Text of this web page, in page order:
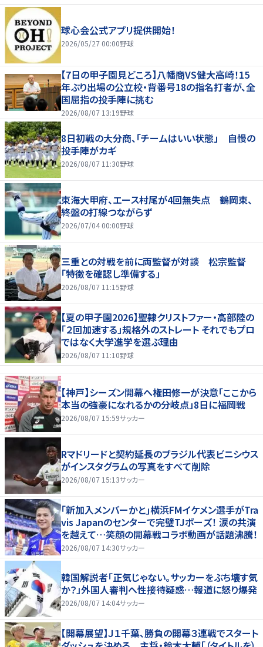
球心会公式アプリ提供開始！
2026/05/27 00:00野球
【7日の甲子園見どころ】八幡商VS健大高崎！15
年ぶり出場の公立校・背番号18の指名打者が、全
国屈指の投手陣に挑む
2026/08/07 13:19野球
8日初戦の大分商、「チームはいい状態」 自慢の
投手陣がカギ
2026/08/07 11:30野球
東海大甲府、エース村尾が4回無失点 鶴岡東、
終盤の打線つながらず
2026/07/04 00:00野球
三重との対戦を前に両監督が対談 松宗監督
「特徴を確認し準備する」
2026/08/07 11:15野球
【夏の甲子園2026】聖隷クリストファー・高部陸の
「２回加速する」規格外のストレート それでもプロ
ではなく大学進学を選ぶ理由
2026/08/07 11:10野球
【神戸】シーズン開幕へ権田修一が決意「ここから
本当の強豪になれるかの分岐点」8日に福岡戦
2026/08/07 15:59サッカー
Rマドリードと契約延長のブラジル代表ビニシウス
がインスタグラムの写真をすべて削除
2026/08/07 15:13サッカー
｢新加入メンバーかと｣横浜FMイケメン選手がTra
vis Japanのセンターで完璧TJポーズ！ 涙の共演
を越えて…笑顔の開幕戦コラボ動画が話題沸騰！
2026/08/07 14:30サッカー
韓国解説者「正気じゃない。サッカーをぶち壊す気
か？」外国人審判へ性接待疑惑…報道に怒り爆発
2026/08/07 14:04サッカー
【開幕展望】Ｊ１千葉、勝負の開幕３連戦でスタート